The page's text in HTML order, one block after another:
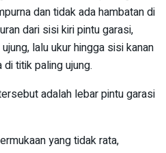
dan tidak ada hambatan di
dari sisi kiri pintu garasi,
lalu ukur hingga sisi kanan
titik paling ujung.
adalah lebar pintu garasi
yang tidak rata,